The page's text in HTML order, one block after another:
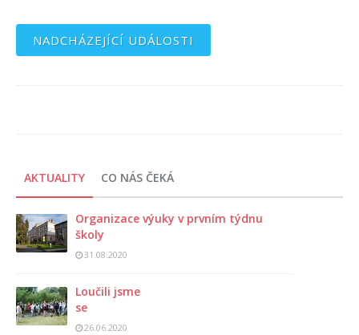
NADCHÁZEJÍCÍ UDÁLOSTI
AKTUALITY CO NÁS ČEKÁ
Organizace výuky v prvním týdnu
školy
31.08.2020
Loučili jsme
se
26.06.2020